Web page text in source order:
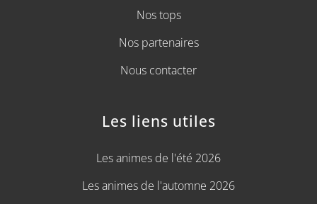
Nos tops
Nos partenaires
Nous contacter
Les liens utiles
Les animes de l'été 2026
Les animes de l'automne 2026